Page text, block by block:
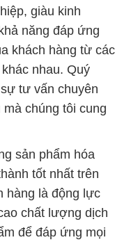
giàu kinh
năng đáp ứng
khách hàng từ các
nhau. Quý
tư vấn chuyên
chúng tôi cung
sản phẩm hóa
tốt nhất trên
hàng là động lực
chất lượng dịch
để đáp ứng mọi